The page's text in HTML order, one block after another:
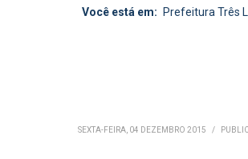
Você está em: Prefeitura Três
SEXTA-FEIRA, 04 DEZEMBRO 2015 /